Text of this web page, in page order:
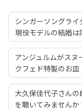
シンガーソングラ
現役モデルの結婚
アンジュルムがス
クフェド特製のお皿
大久保佳代子さん
を聴いてみません